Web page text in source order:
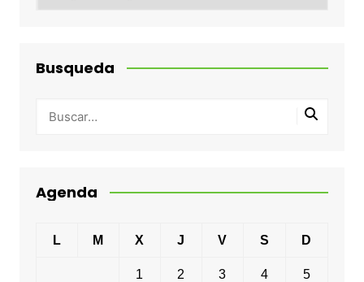
Busqueda
Agenda
L M X J V S D
1 2 3 4 5